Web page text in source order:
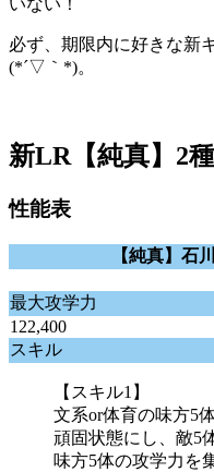
いない！
必ず、期限内に好きな新
(*´▽｀*)。
新LR【純真】2
性能表
【純真】石
最大攻学力
122,400
スキル
【スキル1】
文系or体育の味方5
頑固状態にし、敵5
味方5体の攻学力を